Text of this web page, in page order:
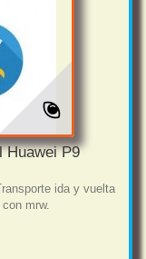
Huawei P9
ida y vuelta
mrw.